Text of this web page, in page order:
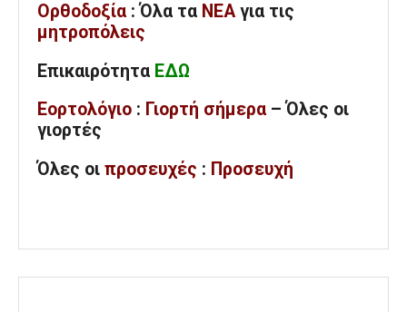
Ορθοδοξία : Όλα τα ΝΕΑ για τις
μητροπόλεις
Επικαιρότητα ΕΔΩ
Εορτολόγιο : Γιορτή σήμερα – Όλες οι
γιορτές
Όλες οι προσευχές : Προσευχή